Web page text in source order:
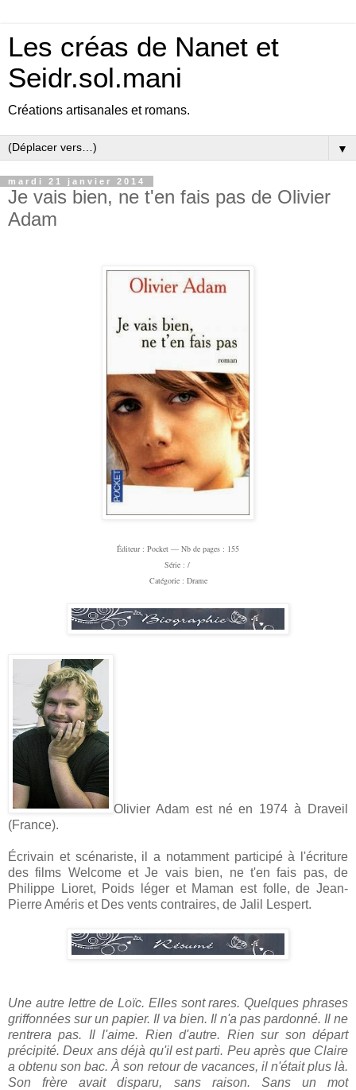
Les créas de Nanet et
Seidr.sol.mani
Créations artisanales et romans.
▼
mardi 21 janvier 2014
Je vais bien, ne t'en fais pas de Olivier
Adam
Éditeur: Pocket — Nb de pages : 155
Série : /
Catégorie : Drame
Olivier Adam est né en 1974 à Draveil
(France).
Écrivain et scénariste, il a notamment participé à l'écriture
des films Welcome et Je vais bien, ne t'en fais pas, de
Philippe Lioret, Poids léger et Maman est folle, de Jean-
Pierre Améris et Des vents contraires, de Jalil Lespert.
Une autre lettre de Loïc. Elles sont rares. Quelques phrases
griffonnées sur un papier. Il va bien. Il n'a pas pardonné. Il ne
rentrera pas. Il l'aime. Rien d'autre. Rien sur son départ
précipité. Deux ans déjà qu'il est parti. Peu après que Claire
a obtenu son bac. À son retour de vacances, il n'était plus là.
Son frère avait disparu, sans raison. Sans un mot